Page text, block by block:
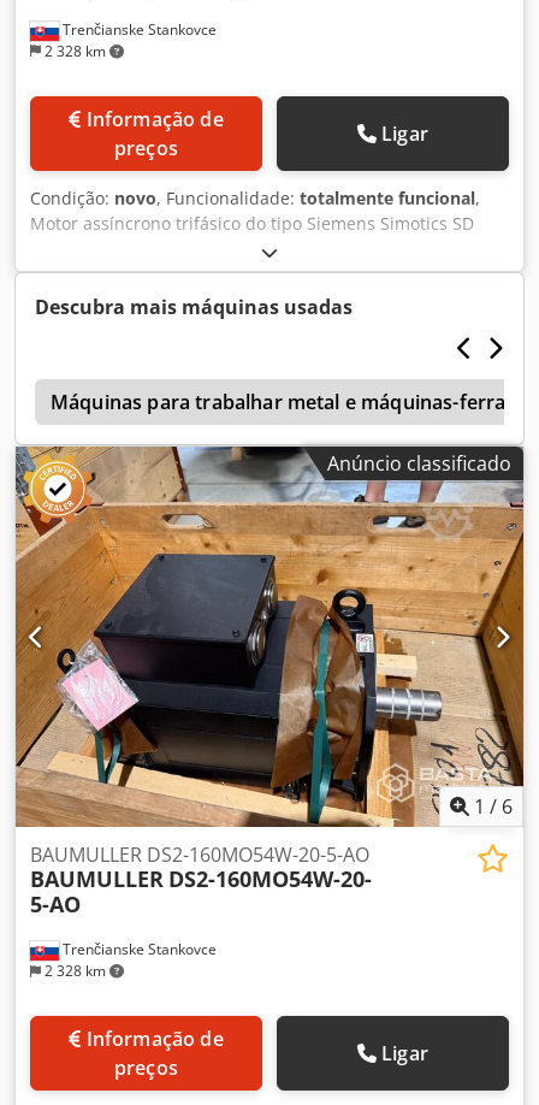
Trenčianske Stankovce
2 328 km
preços
Ligar
Condição: novo, Funcionalidade: totalmente funcional,
Motor assíncrono trifásico do tipo Siemens Simotics SD
com carcaça em ferro fundido. Trata-se de um motor de
quatro polos (1.500 rpm) do tamanho 250M, com uma
potência de 55 kW a 50 Hz. Dados técnicos importantes:
Dcedpfx Aszr Exysctsk • Potência: 55 kW (a 50 Hz / 400 V /
690 V) • Tamanho: 250M • Número de polos: 4 (aprox. 1.480
rpm) • Construção: Carcaça em ferro fundido (adequada
para condições de funcionamento exigentes) • Eficiência:
Classe IE2 (alta eficiência) • Grau de proteção: IP55 [1, 2, 3,
4, 5] O Siemens 1LG6 220-4MA66-Z é um motor assíncrono
trifásico com uma potência de aproximadamente 37 kW,
tamanho 225, grau de proteção IP55 e uma velocidade de
aproximadamente 1.470 rpm.
Descubra mais máquinas usadas
Máquinas para trabalhar metal e máquinas-
Anúncio classificado
1 / 6
Trenčianske Stankovce
2 328 km
BAUMULLER DS2-160MO54W-20-5-AO
BAUMULLER DS2-160MO54W-20-
5-AO
preços
Ligar